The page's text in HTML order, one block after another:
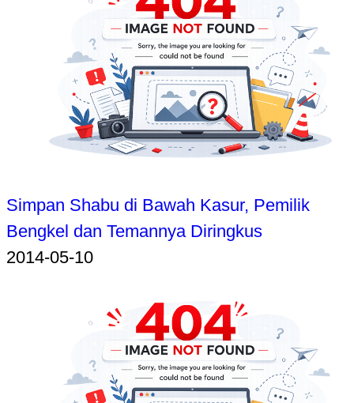
Simpan Shabu di Bawah Kasur, Pemilik
Bengkel dan Temannya Diringkus
2014-05-10